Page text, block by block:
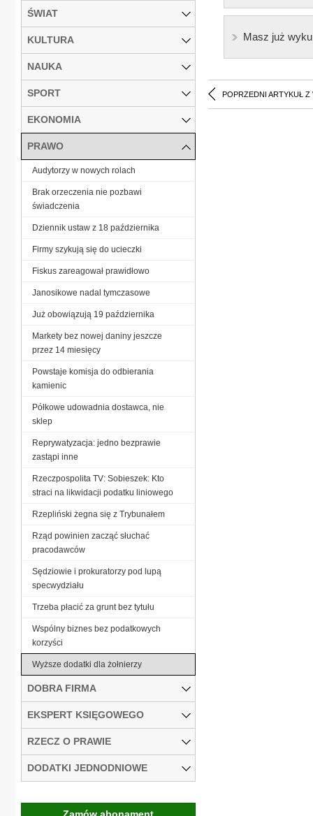
Masz już
POPRZEDNI ARTYKUŁ Z
ŚWIAT
KULTURA
NAUKA
SPORT
EKONOMIA
PRAWO
Audytorzy w nowych rolach
Brak orzeczenia nie pozbawi
świadczenia
Dziennik ustaw z 18 października
Firmy szykują się do ucieczki
Fiskus zareagował prawidłowo
Janosikowe nadal tymczasowe
Już obowiązują 19 października
Markety bez nowej daniny jeszcze
przez 14 miesięcy
Powstaje komisja do odbierania
kamienic
Półkowe udowadnia dostawca, nie
sklep
Reprywatyzacja: jedno bezprawie
zastąpi inne
Rzeczpospolita TV: Sobieszek: Kto
straci na likwidacji podatku liniowego
Rzepliński żegna się z Trybunałem
Rząd powinien zacząć słuchać
pracodawców
Sędziowie i prokuratorzy pod lupą
specwydziału
Trzeba płacić za grunt bez tytułu
Wspólny biznes bez podatkowych
korzyści
Wyższe dodatki dla żołnierzy
DOBRA FIRMA
EKSPERT KSIĘGOWEGO
RZECZ O PRAWIE
DODATKI JEDNODNIOWE
Zamów abonament